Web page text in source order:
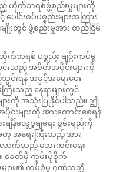
ဟိုက်ဘရစ်ဖွဲ့စည်းမှုများကို
ါင်းစပ်ပစ္စည်းများအကြား
းတွင် ဖွဲ့စည်းမှုအား တည်ငြိမ်
က်ဘရစ် ပစ္စည်း ချဉ်းကပ်မှု
ာင်းသည့် အစိတ်အပိုင်းများကို
းရန် အခွင့်အရေးပေး
းသည့် နေရာများတွင်
ားကို အသုံးပြုနိုင်ပါသည်။ ဤ
းများကို အားကောင်းစေရန်
ျိန်လျှော့ချရေး စွမ်းရည်ကို
အရေးကြီးသည့် အား
ောက်သည့် ဘေးကင်းရေး
ခေတ်မှီ ကွမ်းပိုစိုက်
များ၏ ကပ်စွဲမှု ဂုဏ်သတ္တိ